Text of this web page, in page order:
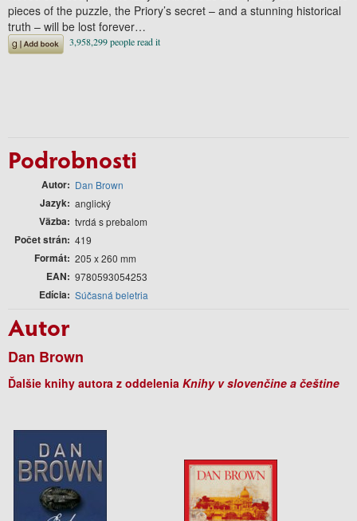
pieces of the puzzle, the Priory’s secret – and a stunning historical
truth – will be lost forever…
Podrobnosti
Autor Dan Brown
Jazyk anglický
Väzba tvrdá s prebalom
Počet strán 419
Formát 205 x 260 mm
EAN 9780593054253
Edícia Súčasná beletria
Autor
Dan Brown
Ďalšie knihy autora z oddelenia Knihy v slovenčine a češtine